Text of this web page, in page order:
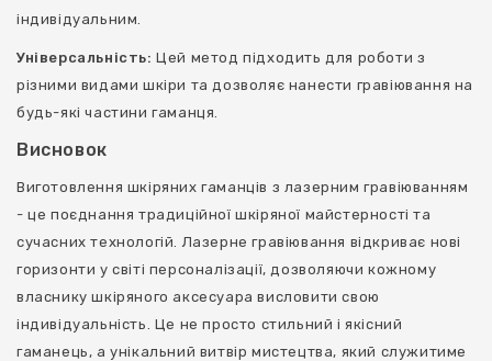
індивідуальним.
Універсальність: Цей метод підходить для роботи з
різними видами шкіри та дозволяє нанести гравіювання на
будь-які частини гаманця.
Висновок
Виготовлення шкіряних гаманців з лазерним гравіюванням
- це поєднання традиційної шкіряної майстерності та
сучасних технологій. Лазерне гравіювання відкриває нові
горизонти у світі персоналізації, дозволяючи кожному
власнику шкіряного аксесуара висловити свою
індивідуальність. Це не просто стильний і якісний
гаманець, а унікальний витвір мистецтва, який служитиме